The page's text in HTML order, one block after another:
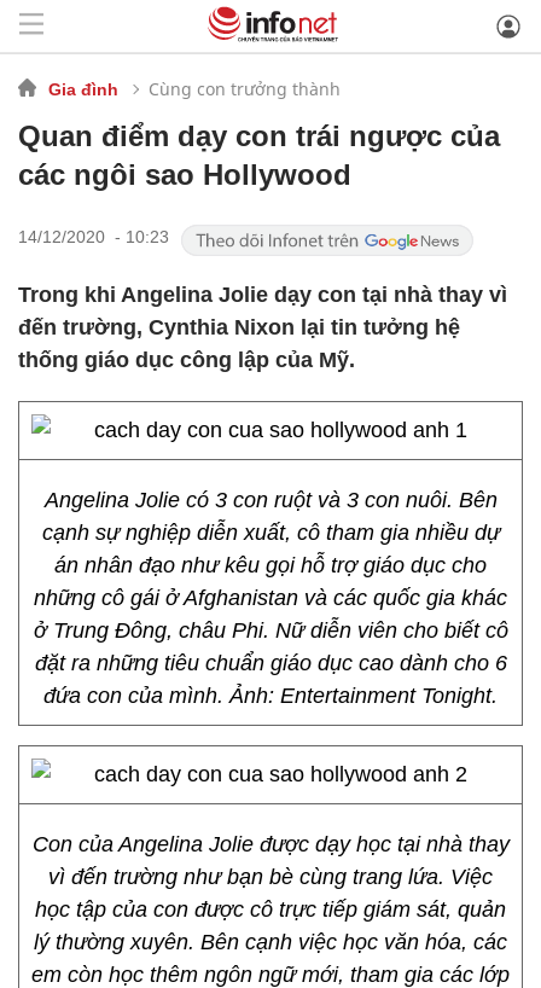
Gia đình Cùng con trưởng thành
Quan điểm dạy con trái ngược của
các ngôi sao Hollywood
14/12/2020 - 10:23
Trong khi Angelina Jolie dạy con tại nhà thay vì
đến trường, Cynthia Nixon lại tin tưởng hệ
thống giáo dục công lập của Mỹ.
Angelina Jolie có 3 con ruột và 3 con nuôi. Bên
cạnh sự nghiệp diễn xuất, cô tham gia nhiều dự
án nhân đạo như kêu gọi hỗ trợ giáo dục cho
những cô gái ở Afghanistan và các quốc gia khác
ở Trung Đông, châu Phi. Nữ diễn viên cho biết cô
đặt ra những tiêu chuẩn giáo dục cao dành cho 6
đứa con của mình. Ảnh: Entertainment Tonight.
Con của Angelina Jolie được dạy học tại nhà thay
vì đến trường như bạn bè cùng trang lứa. Việc
học tập của con được cô trực tiếp giám sát, quản
lý thường xuyên. Bên cạnh việc học văn hóa, các
em còn học thêm ngôn ngữ mới, tham gia các lớp